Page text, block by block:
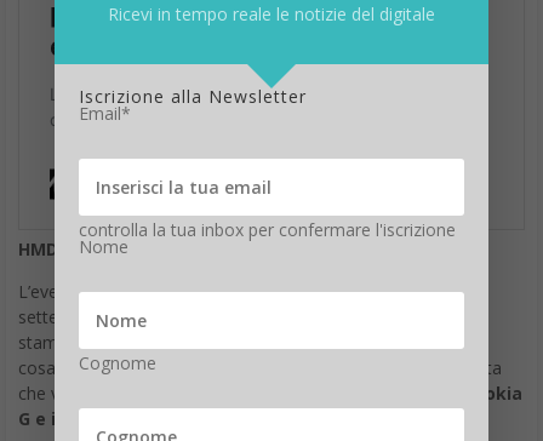
HMD (Nokia)
L’evento di presentazione di Nokia è invece previsto l’1
settembre, ancora nei giorni di apertura dedicati alla sola
stampa. Al momento non vi sono notizie ufficiali in merito a
cosa il brand presenterà. In base ai rumors, però, ci si aspetta
che vengano presentati alcuni nuovi smartphone, come il
Nokia
G e il Nokia X.
Ricevi in tempo reale le notizie del digitale
Iscrizione alla Newsletter
Email*
controlla la tua inbox per confermare l'iscrizione
Nome
Cognome